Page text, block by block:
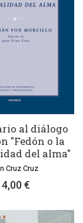
al diálogo
"Fedón o la
del alma"
Cruz Cruz
€